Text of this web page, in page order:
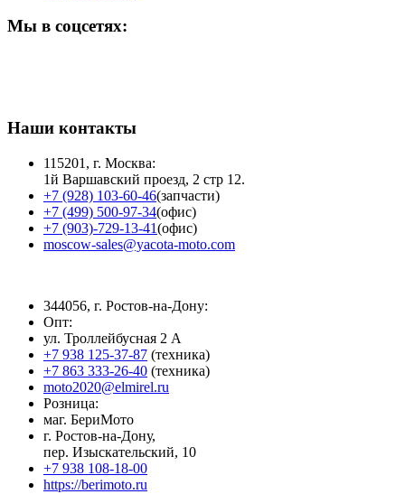
Мы в соцсетях:
Наши контакты
115201, г. Москва:
1й Варшавский проезд, 2 стр 12.
+7 (928) 103-60-46(запчасти)
+7 (499) 500-97-34(офис)
+7 (903)-729-13-41(офис)
moscow-sales@yacota-moto.com
344056, г. Ростов-на-Дону:
Опт:
ул. Троллейбусная 2 А
+7 938 125-37-87 (техника)
+7 863 333-26-40 (техника)
moto2020@elmirel.ru
Розница:
маг. БериМото
г. Ростов-на-Дону,
пер. Изыскательский, 10
+7 938 108-18-00
https://berimoto.ru